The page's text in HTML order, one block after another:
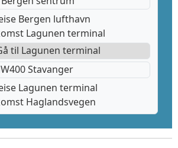
Bergen lufthavn
Lagunen terminal
til Lagunen terminal
Stavanger
Lagunen terminal
Haglandsvegen